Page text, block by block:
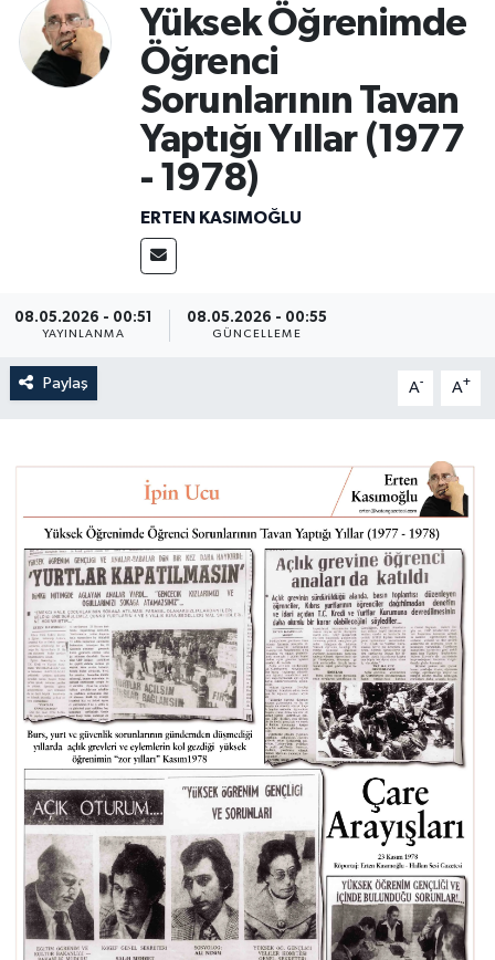
Yüksek Öğrenimde
Öğrenci
Sorunlarının Tavan
Yaptığı Yıllar (1977
- 1978)
ERTEN KASIMOĞLU
08.05.2026 - 00:51
YAYINLANMA
08.05.2026 - 00:55
GÜNCELLEME
Paylaş A- A+